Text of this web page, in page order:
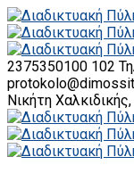
2375350100 102
Νικήτη